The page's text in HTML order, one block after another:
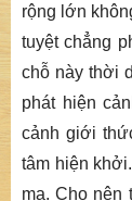
rộng lớn
tuyệt chẳng
chỗ này thời
phát hiện
cảnh giới
tâm hiện
ma. Cho nên